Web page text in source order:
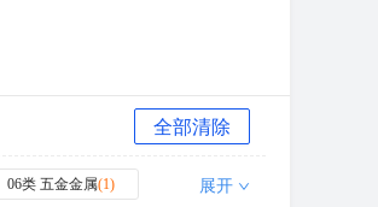
全部清除
06类 五金金属(1) 07类 机械设备
展开